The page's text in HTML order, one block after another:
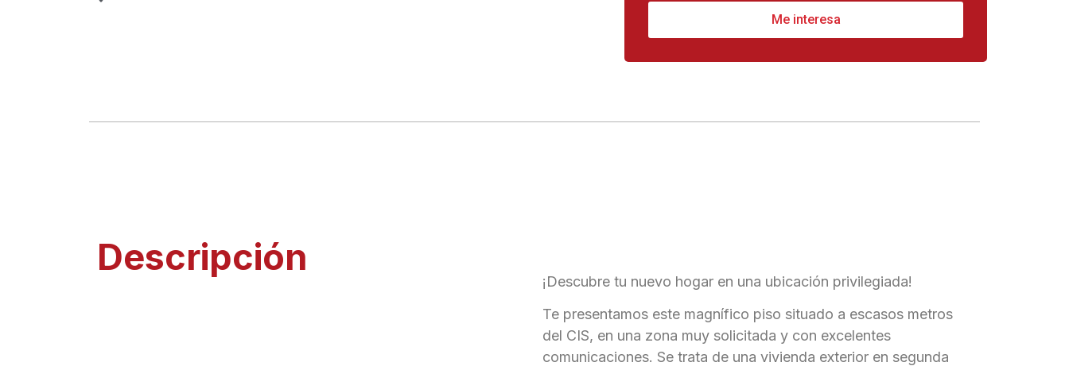
Me interesa
Descripción
¡Descubre tu nuevo hogar en una ubicación privilegiada!
Te presentamos este magnífico piso situado a escasos metros
del CIS, en una zona muy solicitada y con excelentes
comunicaciones. Se trata de una vivienda exterior en segunda